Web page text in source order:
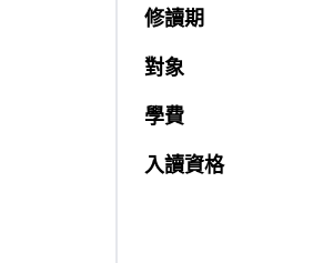
修讀期
對象
學費
入讀資格